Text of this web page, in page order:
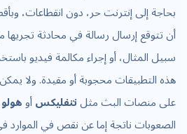
بحاجة إلى إنترنت حر، دون انقطاعات،
أن تتوقع إرسال رسالة في محادثة
سبيل المثال، أو إجراء مكالمة فيديو
هذه التطبيقات محجوبة أو مقيدة. ولا يمكن
على منصات البث مثلنتفليكسأوهولو
الصعوبات ناتجة إما عن نقص في الموارد